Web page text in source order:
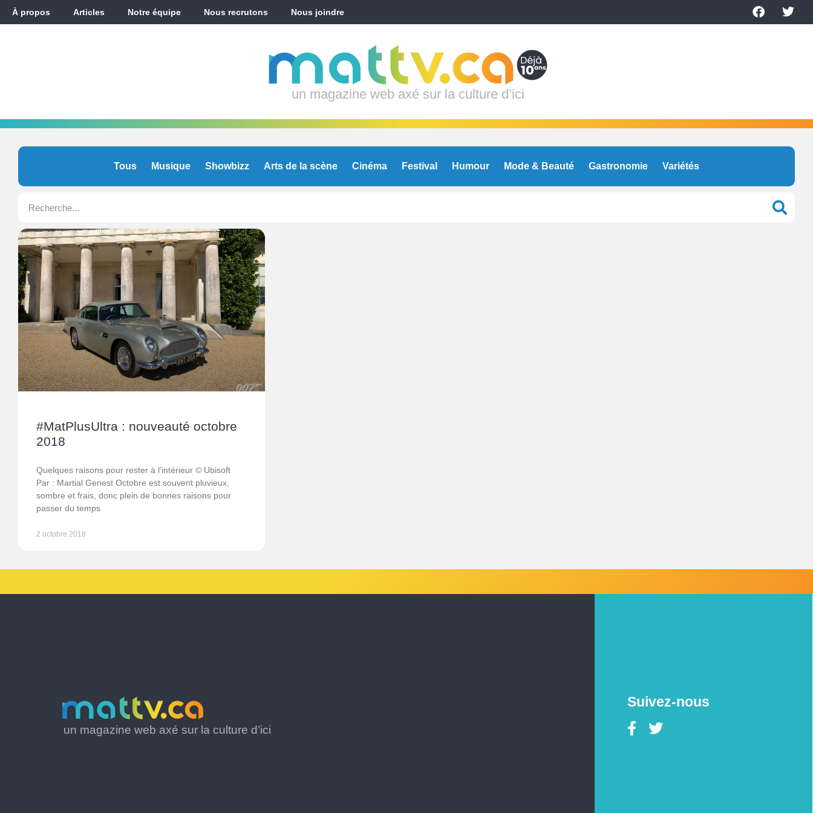
À propos Articles Notre équipe Nous recrutons Nous joindre
un magazine web axé sur la culture d’ici
Tous Musique Showbizz Arts de la scène Cinéma Festival Humour Mode & Beauté Gastronomie Variétés
#MatPlusUltra : nouveauté octobre
2018
Quelques raisons pour rester à l’intérieur © Ubisoft
Par : Martial Genest Octobre est souvent pluvieux,
sombre et frais, donc plein de bonnes raisons pour
passer du temps
2 octobre 2018
un magazine web axé sur la culture d’ici
Suivez-nous